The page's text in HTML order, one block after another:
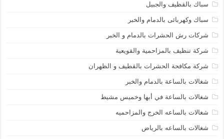
سباك بالقظيف والجبيل
سباك وكهربائى بالدمام والخبر
شركات رش الحشرات بالدمام و الخبر
شركة تنظيف بالمزاحمية والقويعية
شركة مكافحة الحشرات بالقطيف و الظهران
شغالات بالساعة بالدمام والخبر
شغالات بالساعة في أبها وخميس مشيط
شغالات بالساعه الخرج والمزاحميه
شغالات بالساعه بالرياض